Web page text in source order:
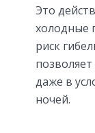
Это
холодные
риск
даже в
ночей.